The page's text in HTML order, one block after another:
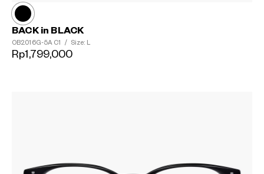
BACK in BLACK
OB2016G-5A C1 / Size: L
Rp1,799,000